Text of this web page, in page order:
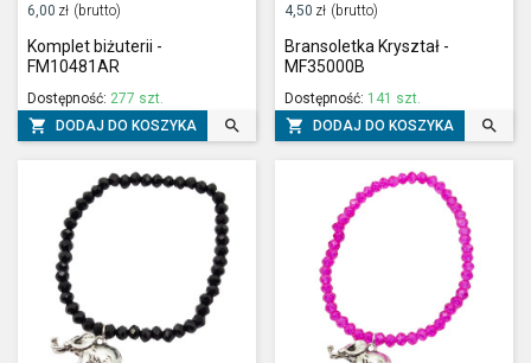
6,00 zł (brutto)
Komplet biżuterii -
FM10481AR
Dostępność: 277 szt.
 DODAJ DO KOSZYKA 
4,50 zł (brutto)
Bransoletka Kryształ -
MF35000B
Dostępność: 141 szt.
 DODAJ DO KOSZYKA 